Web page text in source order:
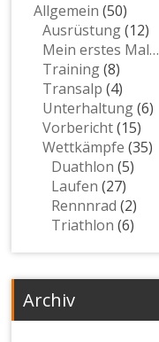
Allgemein (50)
Ausrüstung(12)
Mein erstes Mal…
Training(8)
Transalp (4)
Unterhaltung(6)
Vorbericht(15)
Wettkämpfe (35)
Duathlon (5)
Laufen (27)
Rennnrad (2)
Triathlon (6)
Archiv